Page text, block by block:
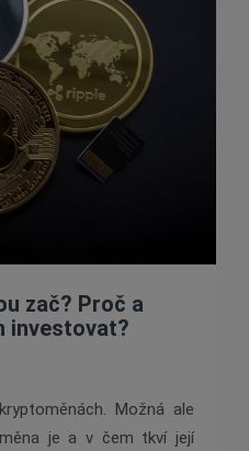
zač? Proč a
investovat?
Možná ale
je a v čem tkví její